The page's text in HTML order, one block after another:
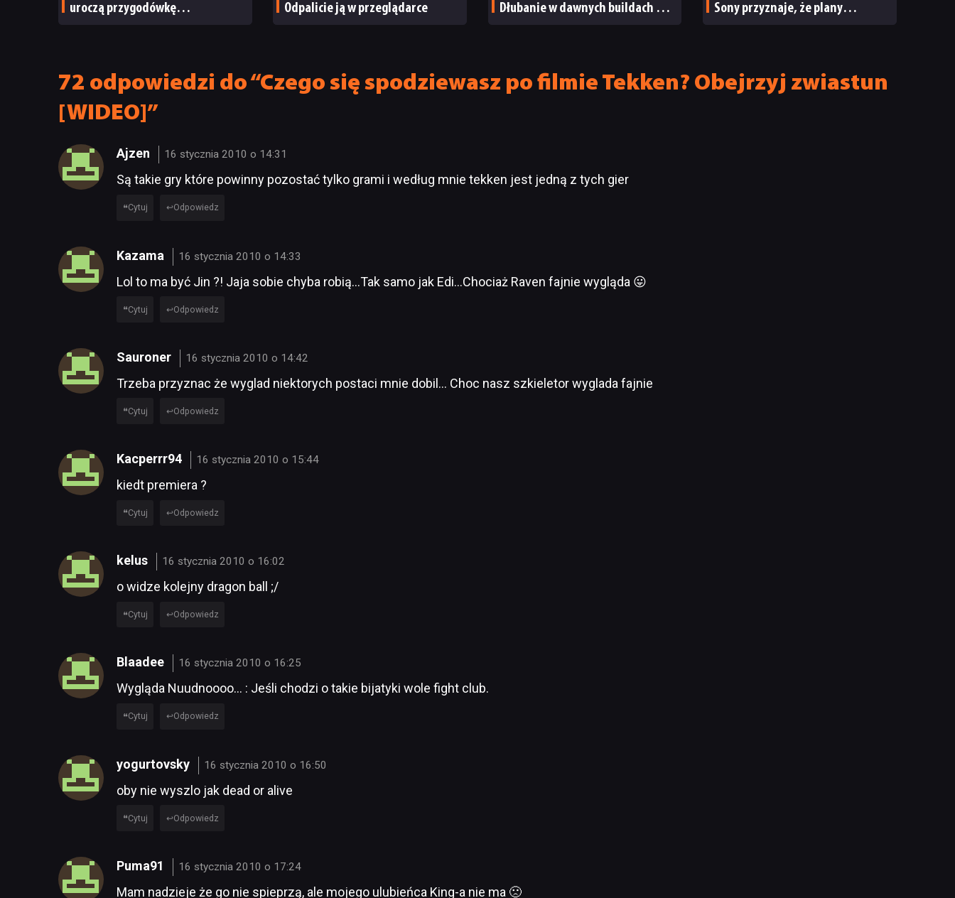
uroczą przygodówkę
Odpalicie ją w przeglądarce
Dłubanie w dawnych buildach gry
Sony przyznaje, że plany
72 odpowiedzi do “Czego się spodziewasz po filmie Tekken? Obejrzyj zwiastun
[WIDEO]”
Ajzen 16 stycznia 2010 o 14:31
Są takie gry które powinny pozostać tylko grami i według mnie tekken jest jedną z tych gier
Cytuj Odpowiedz
Kazama 16 stycznia 2010 o 14:33
Lol to ma być Jin ?! Jaja sobie chyba robią…Tak samo jak Edi…Chociaż Raven fajnie wygląda 😛
Cytuj Odpowiedz
Sauroner 16 stycznia 2010 o 14:42
Trzeba przyznac że wyglad niektorych postaci mnie dobil… Choc nasz szkieletor wyglada fajnie
Cytuj Odpowiedz
Kacperrr94 16 stycznia 2010 o 15:44
kiedt premiera ?
Cytuj Odpowiedz
kelus 16 stycznia 2010 o 16:02
o widze kolejny dragon ball ;/
Cytuj Odpowiedz
Blaadee 16 stycznia 2010 o 16:25
Wygląda Nuudnoooo… : Jeśli chodzi o takie bijatyki wole fight club.
Cytuj Odpowiedz
yogurtovsky 16 stycznia 2010 o 16:50
oby nie wyszlo jak dead or alive
Cytuj Odpowiedz
Puma91 16 stycznia 2010 o 17:24
Mam nadzieje że go nie spieprzą, ale mojego ulubieńca King-a nie ma 🙁